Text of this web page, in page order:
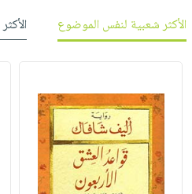
الأكثر شعبية لنفس الموضوع